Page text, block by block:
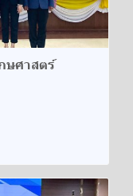
ษศาสตร์